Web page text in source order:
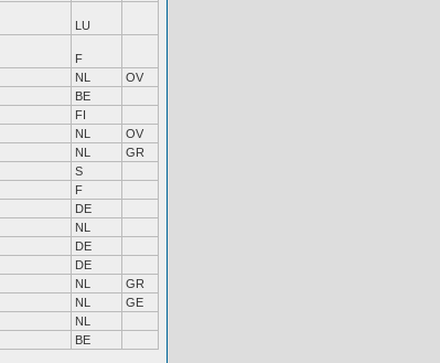
LU
F
NL
OV
BE
FI
NL
OV
NL
GR
S
F
DE
NL
DE
DE
NL
GR
NL
GE
NL
BE